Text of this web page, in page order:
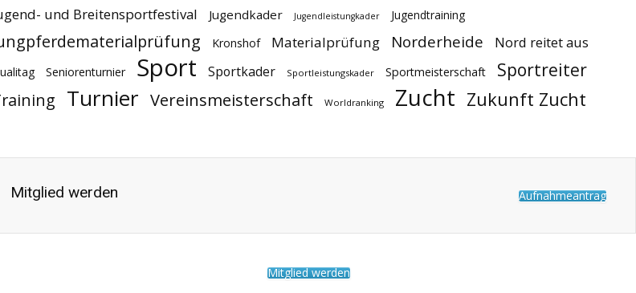
und Breitensportfestival Jugendkader Jugendleistungkader Jugendtraining
Kronshof Materialprüfung Norderheide Nord reitet aus
Seniorenturnier Sport Sportkader Sportleistungskader Sportmeisterschaft Sportreiter
Turnier Vereinsmeisterschaft Worldranking Zucht Zukunft Zucht
Mitglied werden Aufnahmeantrag
Mitglied werden